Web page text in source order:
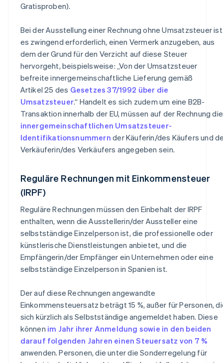
Gratisproben).
Bei der Ausstellung einer Rechnung ohne Umsatzsteuer ist
es zwingend erforderlich, einen Vermerk anzugeben, aus
dem der Grund für den Verzicht auf diese Steuer
hervorgeht, beispielsweise: „Von der Umsatzsteuer
befreite innergemeinschaftliche Lieferung gemäß
Artikel 25 des Gesetzes 37/1992 über die
Umsatzsteuer.“ Handelt es sich zudem um eine B2B-
Transaktion innerhalb der EU, müssen auf der Rechnung die
innergemeinschaftlichen Umsatzsteuer-
Identifikationsnummern der Käuferin/des Käufers und
Verkäuferin/des Verkäufers angegeben sein.
Reguläre Rechnungen mit Einkommensteuer
(IRPF)
Reguläre Rechnungen müssen den Einbehalt der IRPF
enthalten, wenn die Ausstellerin/der Aussteller eine
selbstständige Einzelperson ist, die professionelle oder
künstlerische Dienstleistungen anbietet, und die
Empfängerin/der Empfänger ein Unternehmen oder eine
selbstständige Einzelperson in Spanien ist.
Der auf diese Rechnungen angewandte
Einkommensteuersatz beträgt 15 %, außer für Personen,
sich kürzlich als Selbstständige angemeldet haben. Diese
können im Jahr ihrer Anmeldung sowie in den beiden
darauf folgenden Jahren einen Steuersatz von 7 %
anwenden. Personen, die unter die Sonderregelung für